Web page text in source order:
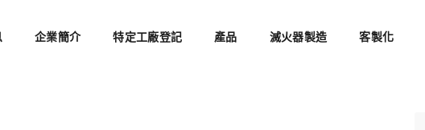
企業簡介 特定工廠登記 產品 滅火器製造 客製化